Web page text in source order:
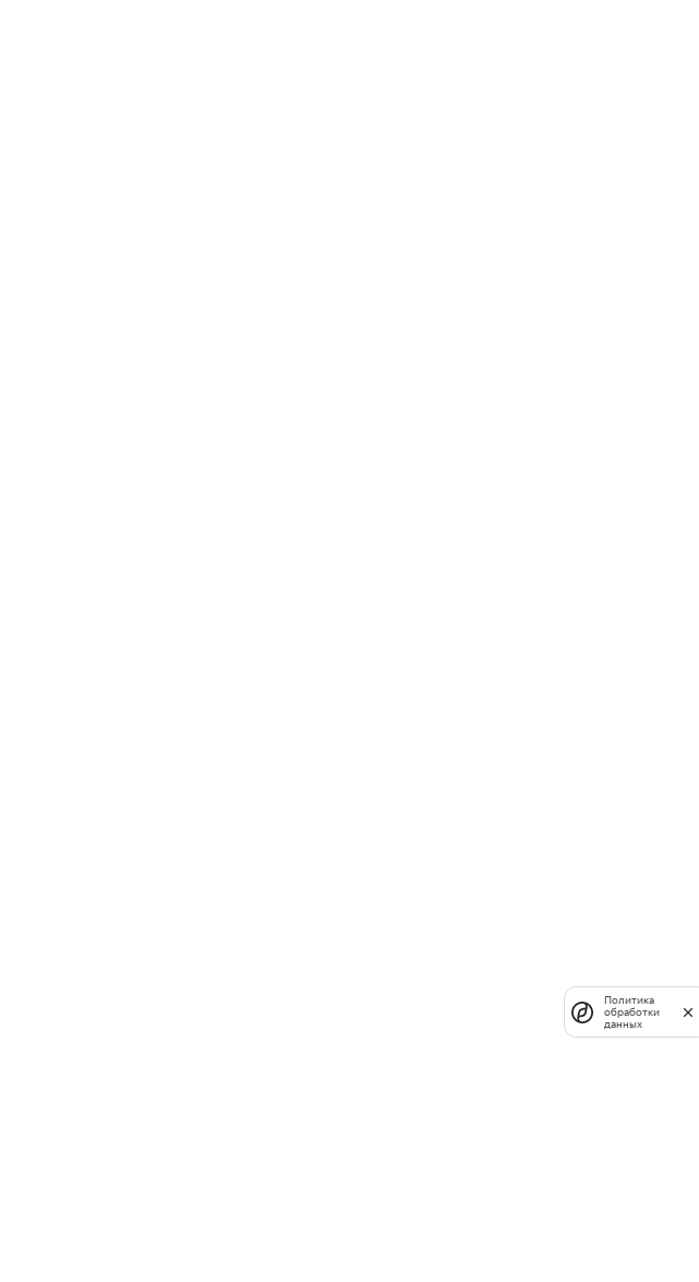
Политика
обработки
данных